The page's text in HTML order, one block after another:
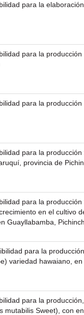
para la
para la
para la
para la
provincia de
para la
en el cultivo
Guayllabamba,
para la
variedad hawaiano,
para la
mutabilis Sweet), con